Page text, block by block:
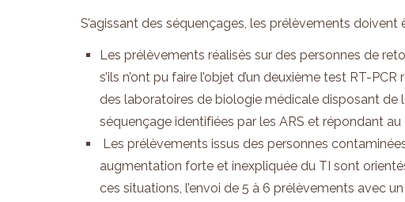
S’agissant des séquençages, les prélèvements
Les prélèvements réalisés sur des personnes de
s’ils n’ont pu faire l’objet d’un deuxième test RT-
des laboratoires de biologie médicale disposant de
séquençage identifiées par les ARS et répondant au
Les prélèvements issus des personnes
augmentation forte et inexpliquée du TI sont
ces situations, l’envoi de 5 à 6 prélèvements avec